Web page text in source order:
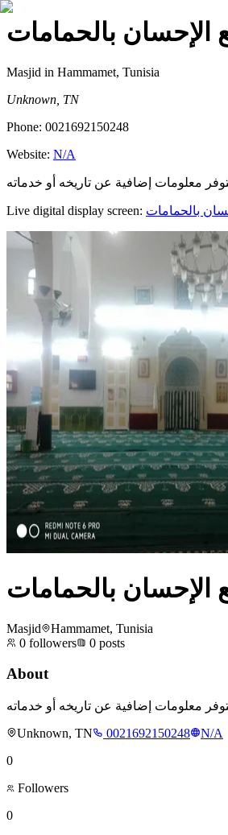
بالحمامات
Masjid in Hammamet, Tunisia
Unknown, TN
Phone: 0021692150248
Website: N/A
Live digital display screen: بالحمامات
الإحسان بالحمامات
Masjid
Hammamet, Tunisia
0 followers 0 posts
About
Unknown, TN
0021692150248
N/A
0
Followers
0